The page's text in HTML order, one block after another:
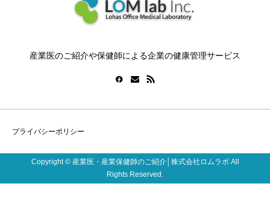
産業医のご紹介や保健師による企業の健康管理サービス
プライバシーポリシー
Copyright © 産業医・産業保健師のご紹介│株式会社ロムラボ All
Rights Reserved.